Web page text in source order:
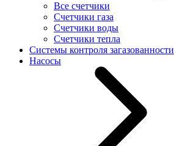
Все счетчики
Счетчики газа
Счетчики воды
Счетчики тепла
Системы контроля загазованности
Насосы